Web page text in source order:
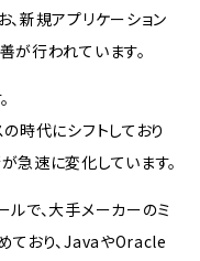
新規アプリケーション
が行われています。
時代にシフトしており
急速に変化しています。
ルで、大手メーカーのミ
ており、JavaやOracle